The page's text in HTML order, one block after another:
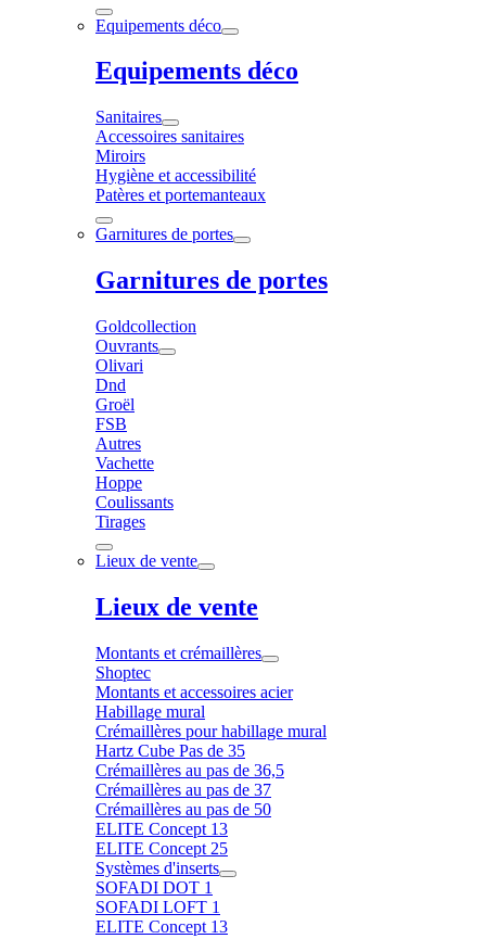
Equipements déco
Equipements déco
Sanitaires
Accessoires sanitaires
Miroirs
Hygiène et accessibilité
Patères et portemanteaux
Garnitures de portes
Garnitures de portes
Goldcollection
Ouvrants
Olivari
Dnd
Groël
FSB
Autres
Vachette
Hoppe
Coulissants
Tirages
Lieux de vente
Lieux de vente
Montants et crémaillères
Shoptec
Montants et accessoires acier
Habillage mural
Crémaillères pour habillage mural
Hartz Cube Pas de 35
Crémaillères au pas de 36,5
Crémaillères au pas de 37
Crémaillères au pas de 50
ELITE Concept 13
ELITE Concept 25
Systèmes d'inserts
SOFADI DOT 1
SOFADI LOFT 1
ELITE Concept 13